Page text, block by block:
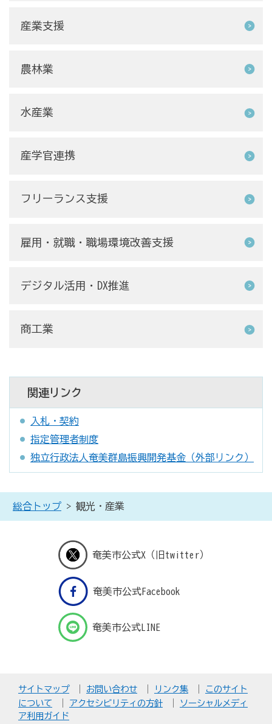
産業支援
農林業
水産業
産学官連携
フリーランス支援
雇用・就職・職場環境改善支援
デジタル活用・DX推進
商工業
関連リンク
入札・契約
指定管理者制度
独立行政法人奄美群島振興開発基金（外部リンク）
総合トップ > 観光・産業
奄美市公式X（旧twitter）
奄美市公式Facebook
奄美市公式LINE
サイトマップ お問い合わせ リンク集
このサイト
について
アクセシビリティの方針
ソーシャルメディ
ア利用ガイド